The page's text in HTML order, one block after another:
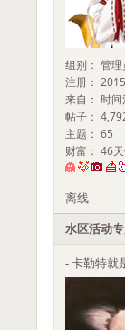
组别： 管理
注册：
来自： 时
帖子：
主题： 65
财富： 46
离线
水区活动
- 卡勒特就